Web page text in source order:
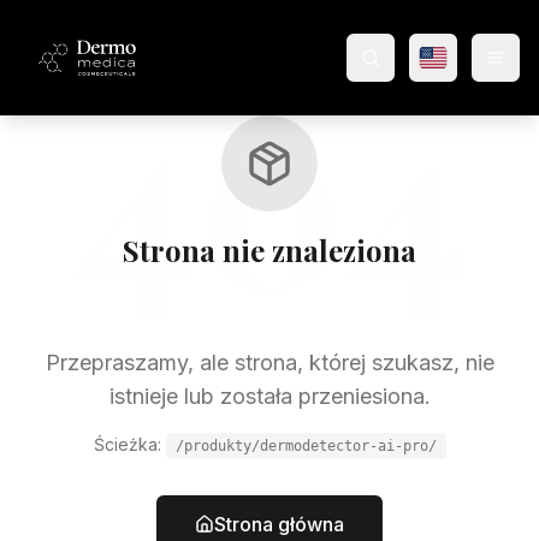
Wyszukaj produkty
404
Strona nie znaleziona
Przepraszamy, ale strona, której szukasz, nie
istnieje lub została przeniesiona.
Ścieżka: /produkty/dermodetector-ai-pro/
Strona główna